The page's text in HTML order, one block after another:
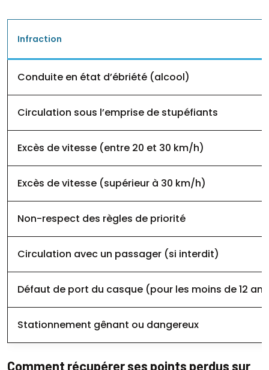
Infraction
Conduite en état d’ébriété (alcool)
Circulation sous l’emprise de stupéfiants
Excès de vitesse (entre 20 et 30 km/h)
Excès de vitesse (supérieur à 30 km/h)
Non-respect des règles de priorité
Circulation avec un passager (si interdit)
Défaut de port du casque (pour les moins de 12
Stationnement gênant ou dangereux
Comment récupérer ses points perdus sur